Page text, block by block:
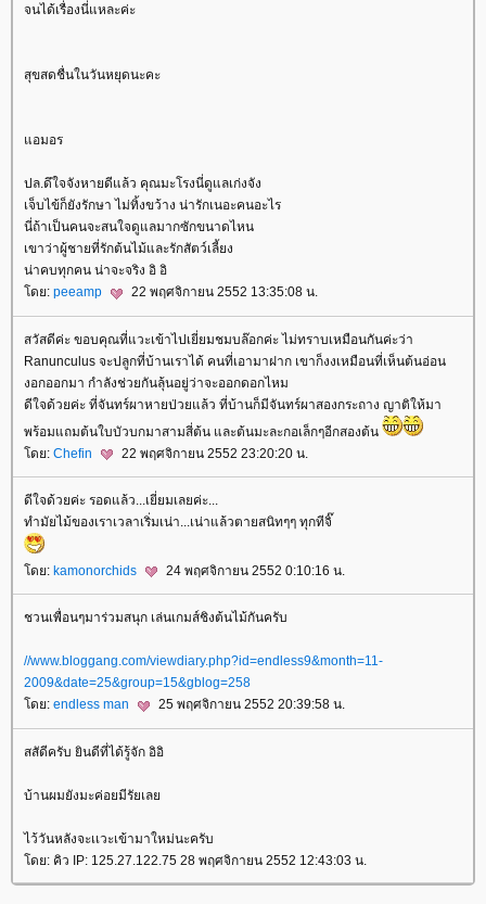
จนได้เรื่องนี่แหละค่ะ
สุขสดชื่นในวันหยุดนะคะ
อมอร
ปล.ดึใจจังหายดีแล้ว คุณมะโรงนี่ดูแลเก่งจัง
เจ็บไข้ก็ยังรักษา ไม่ทิ้งขว้าง น่ารักเนอะคนอะไร
นี่ถ้าเป็นคนจะสนใจดูแลมากซักขนาดไหน
เขาว่าผู้ชายที่รักต้นไม้และรักสัตว์เลี้ยง
น่าคบทุกคน น่าจะจริง อิ อิ
ดย: peeamp 22 พฤศจิกายน 2552 13:35:08 น.
สวัสดีค่ะ ขอบคุณที่แวะเข้าไปเยี่ยมชมบล๊อกค่ะ ไม่ทราบเหมือนกันค่ะว่า
Ranunculus จะปลูกที่บ้านเราได้ คนที่เอามาฝาก เขาก็งงเหมือนที่เห็นต้นอ่อน
งอกออกมา กำลังช่วยกันลุ้นอยู่ว่าจะออกดอกไหม
ดีใจด้วยค่ะ ที่จันทร์ผาหายป่วยแล้ว ที่บ้านก็มีจันทร์ผาสองกระถาง ญาติให้มา
พร้อมแถมต้นใบบัวบกมาสามสี่ต้น และต้นมะละกอเล็กๆอีกสองต้น
ดย: Chefin 22 พฤศจิกายน 2552 23:20:20 น.
ดีใจด้วยค่ะ รอดแล้ว...เยี่ยมเลยค่ะ...
ทำมัยไม้ของเราเวลาเริ่มเน่า...เน่าแล้วตายสนิทๆๆ ทุกทีจิ๊
ดย: kamonorchids 24 พฤศจิกายน 2552 0:10:16 น.
ชวนเพื่อนๆมาร่วมสนุก เล่นเกมส์ชิงต้นไม้กันครับ
//www.bloggang.com/viewdiary.php?id=endless9&month=11-
2009&date=25&group=15&gblog=258
ดย: endless man 25 พฤศจิกายน 2552 20:39:58 น.
สสัดีครับ ยินดีที่ได้รู้จัก อิอิ
บ้านผมยังมะค่อยมีรัยเล
ไว้วันหลังจะเเวะเข้ามาใหม่นะครับ
ดย: คิว IP: 125.27.122.75 28 พฤศจิกายน 2552 12:43:03 น.